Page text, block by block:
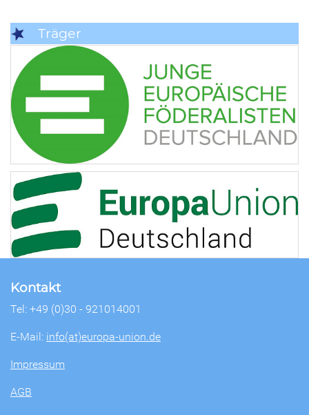
Träger
Kontakt
Tel: +49 (0)30 - 921014001
E-Mail: info(at)europa-union.de
Impressum
AGB